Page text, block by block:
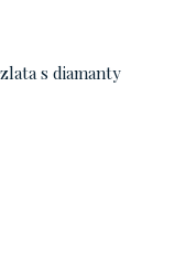
s diamanty